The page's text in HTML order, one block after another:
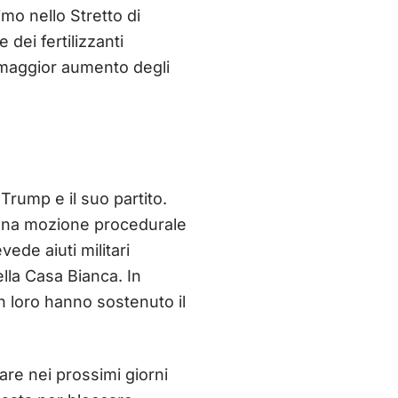
nello Stretto di
dei fertilizzanti
aumento degli
e il suo partito.
mozione procedurale
aiuti militari
Casa Bianca. In
loro hanno sostenuto il
nei prossimi giorni